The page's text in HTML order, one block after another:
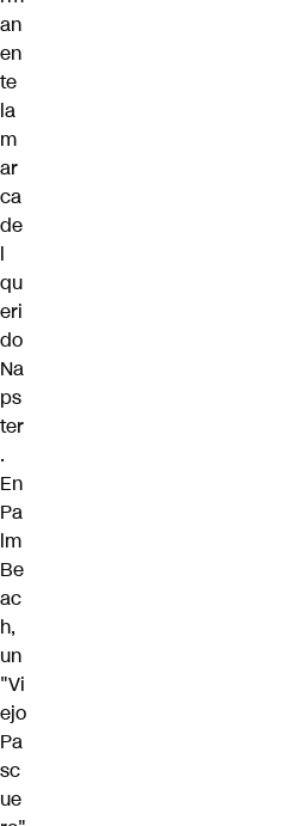
an
en
te
la
m
ar
ca
de
l
qu
eri
do
Na
ps
ter
.
En
Pa
lm
Be
ac
h,
un
"Vi
ejo
Pa
sc
ue